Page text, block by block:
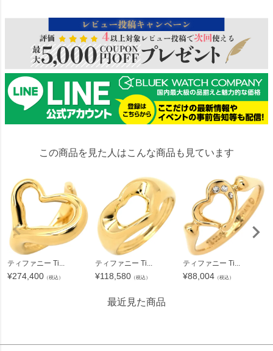
この商品を見た人はこんな商品も見ています
ティファニー Ti...
¥274,400 （税込）
ティファニー Ti...
¥118,580 （税込）
ティファニー Ti...
¥88,004 （税込）
最近見た商品